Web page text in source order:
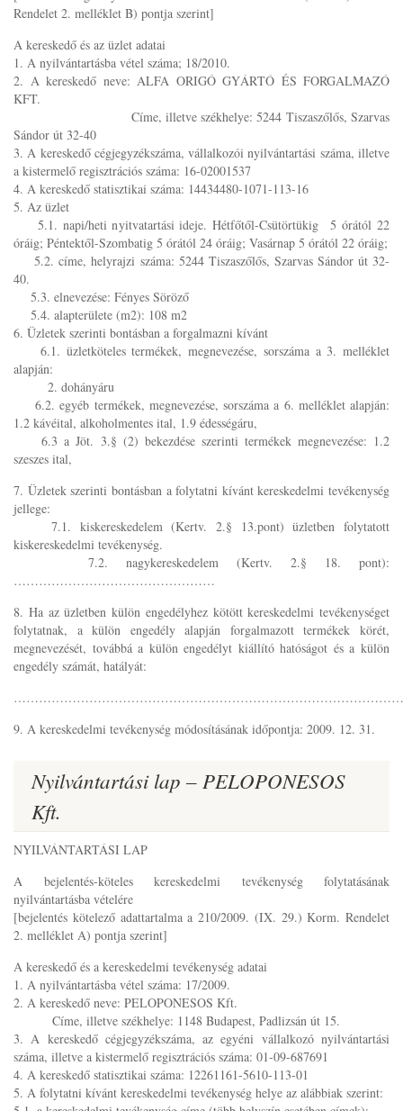
Rendelet 2. melléklet B) pontja szerint]
A kereskedő és az üzlet adatai
1. A nyilvántartásba vétel száma; 18/2010.
2. A kereskedő neve: ALFA ORIGÓ GYÁRTÓ ÉS FORGALMAZÓ
KFT.
Címe, illetve székhelye: 5244 Tiszaszőlős, Szarvas
Sándor út 32-40
3. A kereskedő cégjegyzékszáma, vállalkozói nyilvántartási száma, illetve
a kistermelő regisztrációs száma: 16-02001537
4. A kereskedő statisztikai száma: 14434480-1071-113-16
5. Az üzlet
5.1. napi/heti nyitvatartási ideje. Hétfőtől-Csütörtükig 5 órától 22
óráig; Péntektől-Szombatig 5 órától 24 óráig; Vasárnap 5 órától 22 óráig;
5.2. címe, helyrajzi száma: 5244 Tiszaszőlős, Szarvas Sándor út 32-
40.
5.3. elnevezése: Fényes Söröző
5.4. alapterülete (m2): 108 m2
6. Üzletek szerinti bontásban a forgalmazni kívánt
6.1. üzletköteles termékek, megnevezése, sorszáma a 3. melléklet
alapján:
2. dohányáru
6.2. egyéb termékek, megnevezése, sorszáma a 6. melléklet alapján:
1.2 kávéital, alkoholmentes ital, 1.9 édességáru,
6.3 a Jöt. 3.§ (2) bekezdése szerinti termékek megnevezése: 1.2
szeszes ital,
7. Üzletek szerinti bontásban a folytatni kívánt kereskedelmi tevékenység
jellege:
7.1. kiskereskedelem (Kertv. 2.§ 13.pont) üzletben folytatott
kiskereskedelmi tevékenység.
7.2. nagykereskedelem (Kertv. 2.§ 18. pont):
…………………………………………
8. Ha az üzletben külön engedélyhez kötött kereskedelmi tevékenységet
folytatnak, a külön engedély alapján forgalmazott termékek körét,
megnevezését, továbbá a külön engedélyt kiállító hatóságot és a külön
engedély számát, hatályát:
9. A kereskedelmi tevékenység módosításának időpontja: 2009. 12. 31.
Nyilvántartási lap – PELOPONESOS
Kft.
NYILVÁNTARTÁSI LAP
A bejelentés-köteles kereskedelmi tevékenység folytatásának
nyilvántartásba vételére
[bejelentés kötelező adattartalma a 210/2009. (IX. 29.) Korm. Rendelet
2. melléklet A) pontja szerint]
A kereskedő és a kereskedelmi tevékenység adatai
1. A nyilvántartásba vétel száma: 17/2009.
2. A kereskedő neve: PELOPONESOS Kft.
Címe, illetve székhelye: 1148 Budapest, Padlizsán út 15.
3. A kereskedő cégjegyzékszáma, az egyéni vállalkozó nyilvántartási
száma, illetve a kistermelő regisztrációs száma: 01-09-687691
4. A kereskedő statisztikai száma: 12261161-5610-113-01
5. A folytatni kívánt kereskedelmi tevékenység helye az alábbiak szerint: